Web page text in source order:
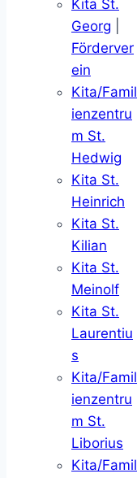
Kita St.
Georg
Förderver
ein
Kita/Famil
ienzentru
m St.
Hedwig
Kita St.
Heinrich
Kita St.
Kilian
Kita St.
Meinolf
Kita St.
Laurentiu
s
Kita/Famil
ienzentru
m St.
Liborius
Kita/Famil